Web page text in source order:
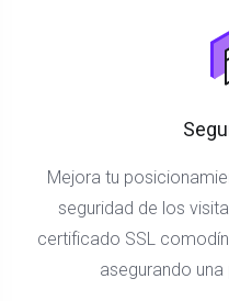
Mejora tu
seguridad de los
certificado SSL
asegurando